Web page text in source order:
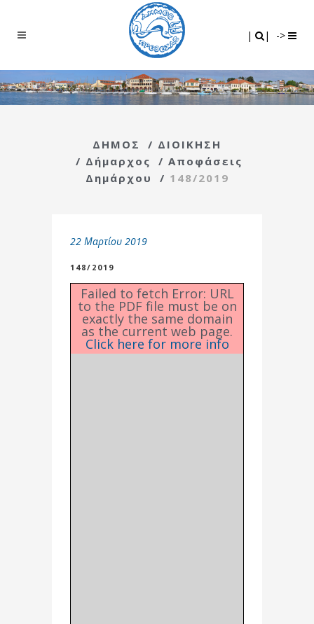
| | ->
ΔΗΜΟΣ / ΔΙΟΙΚΗΣΗ
/ Δήμαρχος / Αποφάσεις
Δημάρχου
/ 148/2019
22 Μαρτίου 2019
148/2019
Failed to fetch Error: URL
to the PDF file must be on
exactly the same domain
as the current web page.
Click here for more info